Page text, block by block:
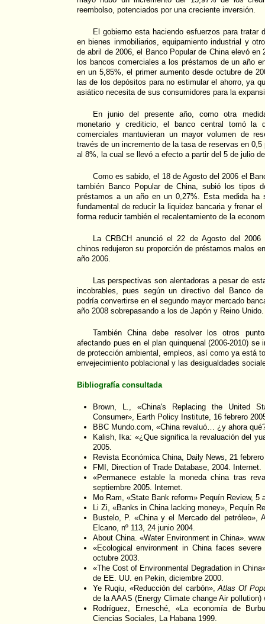
reembolso, potenciados por una creciente inversión.
El gobierno esta haciendo esfuerzos para tratar
en bienes inmobiliarios, equipamiento industrial y
de abril de 2006, el Banco Popular de China elevó en
los bancos comerciales a los préstamos de un año
en un 5,85%, el primer aumento desde octubre de
las de los depósitos para no estimular el ahorro, ya
asiático necesita de sus consumidores para la
En junio del presente año, como otra
monetario y crediticio, el banco central tomó la
comerciales mantuvieran un mayor volumen de
través de un incremento de la tasa de reservas en
al 8%, la cual se llevó a efecto a partir del 5 de julio
Como es sabido, el 18 de Agosto del 2006 el
también Banco Popular de China, subió los tipos
préstamos a un año en un 0,27%. Esta medida ha
fundamental de reducir la liquidez bancaria y frenar
forma reducir también el recalentamiento de la
La CRBCH anunció el 22 de Agosto del
chinos redujeron su proporción de préstamos malos
año 2006.
Las perspectivas son alentadoras a pesar de
incobrables, pues según un directivo del Banco
podría convertirse en el segundo mayor mercado
año 2008 sobrepasando a los de Japón y Reino Unido.
También China debe resolver los otros
afectando pues en el plan quinquenal (2006-2010) se
de protección ambiental, empleos, así como ya está
envejecimiento poblacional y las desigualdades
Bibliografía consultada
Brown, L., «China's Replacing the United
Consumer», Earth Policy Institute, 16 febrero
BBC Mundo.com, «China revaluó… ¿y ahora
Kalish, Ika: «¿Que significa la revaluación del
2005.
Revista Económica China, Daily News, 21
FMI, Direction of Trade Database, 2004. Internet.
«Permanece estable la moneda china tras
septiembre 2005. Internet.
Mo Ram, «State Bank reform» Pequín Review, 5
Li Zi, «Banks in China lacking money», Pequín
Bustelo, P. «China y el Mercado del petróleo»,
Elcano, nº 113, 24 junio 2004.
About China. «Water Environment in China».
«Ecological environment in China faces
octubre 2003.
«The Cost of Environmental Degradation in
de EE. UU. en Pekin, diciembre 2000.
Ye Ruqiu, «Reducción del carbón»,Atlas Of
de la AAAS (Energy Climate change Air pollution)
Rodríguez, Ernesché, «La economía de
Ciencias Sociales, La Habana 1999.